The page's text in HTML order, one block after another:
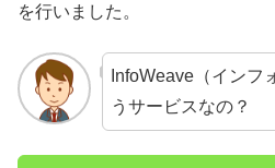
を行いました。
InfoWeave（インフ
うサービスなの？